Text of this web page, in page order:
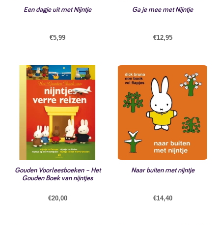
Een dagje uit met Nijntje
€5,99
Ga je mee met Nijntje
€12,95
Gouden Voorleesboeken – Het
Gouden Boek van nijntjes
€20,00
Naar buiten met nijntje
€14,40